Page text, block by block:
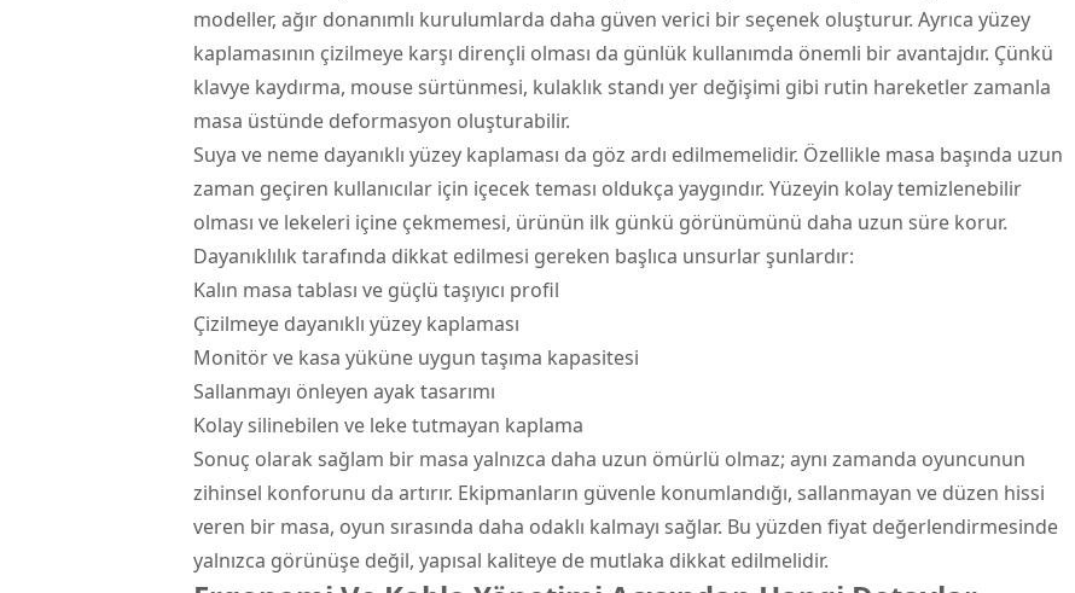
modeller, ağır donanımlı kurulumlarda daha güven verici bir seçenek oluşturur. Ayrıca yüzey
kaplamasının çizilmeye karşı dirençli olması da günlük kullanımda önemli bir avantajdır. Çünkü
klavye kaydırma, mouse sürtünmesi, kulaklık standı yer değişimi gibi rutin hareketler zamanla
masa üstünde deformasyon oluşturabilir.
Suya ve neme dayanıklı yüzey kaplaması da göz ardı edilmemelidir. Özellikle masa başında uzun
zaman geçiren kullanıcılar için içecek teması oldukça yaygındır. Yüzeyin kolay temizlenebilir
olması ve lekeleri içine çekmemesi, ürünün ilk günkü görünümünü daha uzun süre korur.
Dayanıklılık tarafında dikkat edilmesi gereken başlıca unsurlar şunlardır:
Kalın masa tablası ve güçlü taşıyıcı profil
Çizilmeye dayanıklı yüzey kaplaması
Monitör ve kasa yüküne uygun taşıma kapasitesi
Sallanmayı önleyen ayak tasarımı
Kolay silinebilen ve leke tutmayan kaplama
Sonuç olarak sağlam bir masa yalnızca daha uzun ömürlü olmaz; aynı zamanda oyuncunun
zihinsel konforunu da artırır. Ekipmanların güvenle konumlandığı, sallanmayan ve düzen hissi
veren bir masa, oyun sırasında daha odaklı kalmayı sağlar. Bu yüzden fiyat değerlendirmesinde
yalnızca görünüşe değil, yapısal kaliteye de mutlaka dikkat edilmelidir.